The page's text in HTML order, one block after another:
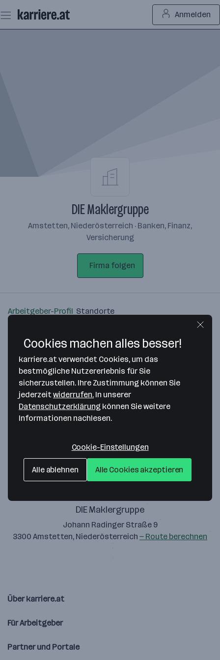
Seiteninhalt
springen
Anmelden
DIE Maklergruppe
Amstetten, Niederösterreich · Banken, Finanz,
Versicherung
Firma folgen
Arbeitgeber-Profil Standorte
Bitte stimme unseren Cookie-
Richtlinien zu, um diese Karte
anzuzeigen.
DIE Maklergruppe
Johann Radinger Straße 9
3300 Amstetten, Niederösterreich — Route berechnen
Über karriere.at
Für Arbeitgeber
Partner und Portale
Cookies machen alles besser!
karriere.at verwendet Cookies, um das
bestmögliche Nutzererlebnis für Sie
sicherzustellen. Ihre Zustimmung können Sie
jederzeitwiderrufen. In unserer
Datenschutzerklärung können Sie weitere
Informationen nachlesen.
Cookie-Einstellungen
Alle ablehnen Alle Cookies akzeptieren